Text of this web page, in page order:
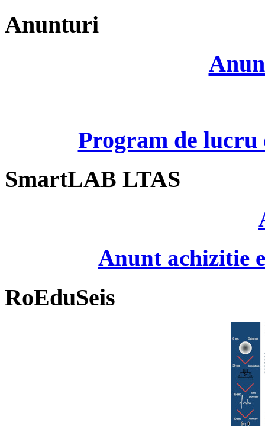
Anunturi
Program de
SmartLAB LTAS
Anunt achizitie
RoEduSeis